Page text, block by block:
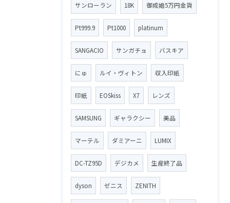
サンローラン 18K 御成婚5万円金貨
Pt999.9 Pt1000 platinum
SANGACIO サンガチョ バスキア
にゅ ルイ・ヴィトン 収入印紙
印紙 EOSkiss X7 レンズ
SAMSUNG ギャラクシー 美品
マーテル ダミアーニ LUMIX
DC-TZ95D デジカメ 生産終了品
dyson ゼニス ZENITH